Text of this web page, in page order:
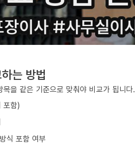
는 방법
목을 같은 기준으로 맞춰야 비교가 됩니다.
포함)
식 포함 여부